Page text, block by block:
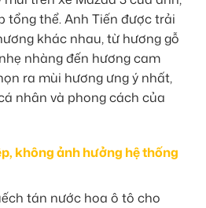
tổng thể. Anh Tiến được trải
khác nhau, từ hương gỗ
nhàng đến hương cam
ra mùi hương ưng ý nhất,
nhân và phong cách của
không ảnh hưởng hệ thống
tán nước hoa ô tô cho